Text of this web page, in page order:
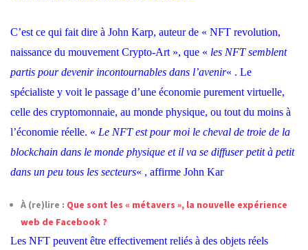
C’est ce qui fait dire à John Karp, auteur de « NFT revolution,
naissance du mouvement Crypto-Art », que « les NFT semblent
partis pour devenir incontournables dans l’avenir« . Le
spécialiste y voit le passage d’une économie purement virtuelle,
celle des cryptomonnaie, au monde physique, ou tout du moins à
l’économie réelle. « Le NFT est pour moi le cheval de troie de la
blockchain dans le monde physique et il va se diffuser petit à petit
dans un peu tous les secteurs« , affirme John Kar
À (re)lire : Que sont les « métavers », la nouvelle expérience
web de Facebook ?
Les NFT peuvent être effectivement reliés à des objets réels